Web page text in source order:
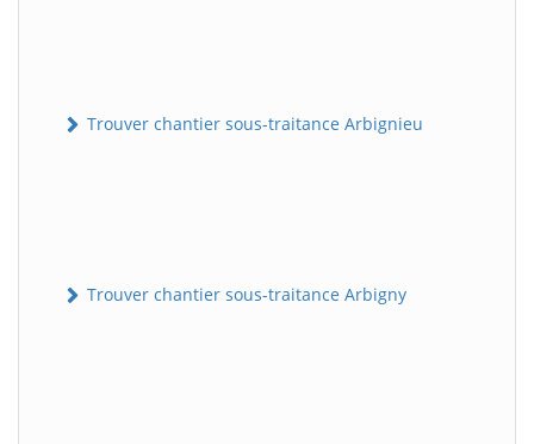
Trouver chantier sous-traitance Arbignieu
Trouver chantier sous-traitance Arbigny